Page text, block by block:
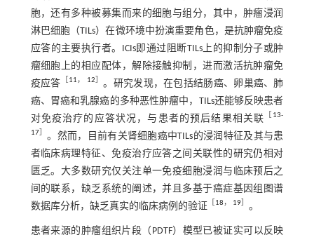
胞，还有多种被募集而来的细胞与组分，其中，肿瘤浸润
淋巴细胞（TILs）在微环境中扮演重要角色，是抗肿瘤免疫
应答的主要执行者。ICIs即通过阻断TILs上的抑制分子或肿
瘤细胞上的相应配体，解除接触抑制，进而激活抗肿瘤免
疫应答 ［11， 12］ 。研究发现，在包括结肠癌、卵巢癌、肺
癌、胃癌和乳腺癌的多种恶性肿瘤中，TILs还能够反映患者
对免疫治疗的应答状况，与患者的预后结果相关联
［ 13-
17］ 。然而，目前有关肾细胞癌中TILs的浸润特征及其与患
者临床病理特征、免疫治疗应答之间关联性的研究仍相对
匮乏。大多数研究仅关注单一免疫细胞浸润与临床预后之
间的联系，缺乏系统的阐述，并且多基于癌症基因组图谱
数据库分析，缺乏真实的临床病例的验证［18， 19］ 。
患者来源的肿瘤组织片段（PDTF）模型已被证实可以反映